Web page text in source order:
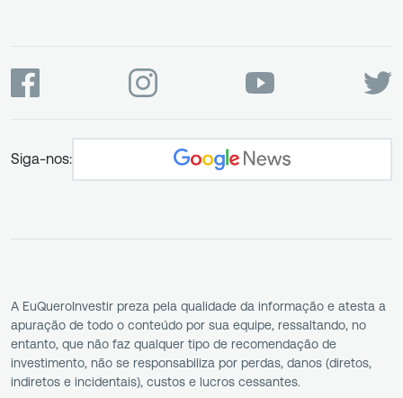
Siga-nos:
A EuQueroInvestir preza pela qualidade da informação e atesta a
apuração de todo o conteúdo por sua equipe, ressaltando, no
entanto, que não faz qualquer tipo de recomendação de
investimento, não se responsabiliza por perdas, danos (diretos,
indiretos e incidentais), custos e lucros cessantes.